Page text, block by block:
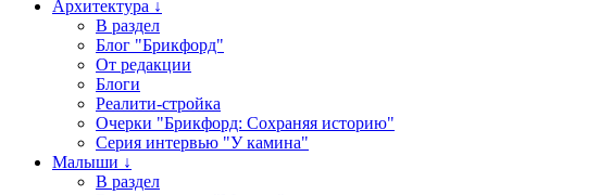
Архитектура ↓
В раздел
Блог "Брикфорд"
От редакции
Блоги
Реалити-стройка
Очерки "Брикфорд: Сохраняя историю"
Серия интервью "У камина"
Малыши ↓
В раздел